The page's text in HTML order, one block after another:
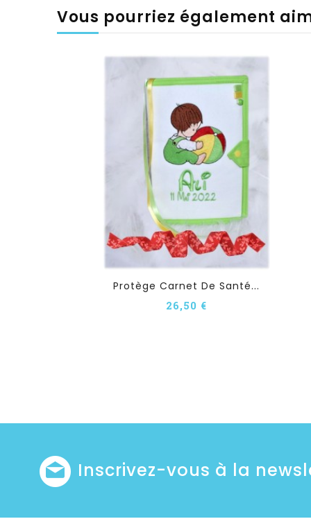
Vous pourriez également
Protège Carnet De Santé...
26,50 €
Inscrivez-vous à la